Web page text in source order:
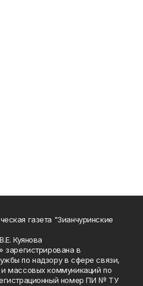
газета "Зианчуринские
Куянова
зарегистрирована в
по надзору в сфере связи,
массовых коммуникаций по
номер ПИ № ТУ